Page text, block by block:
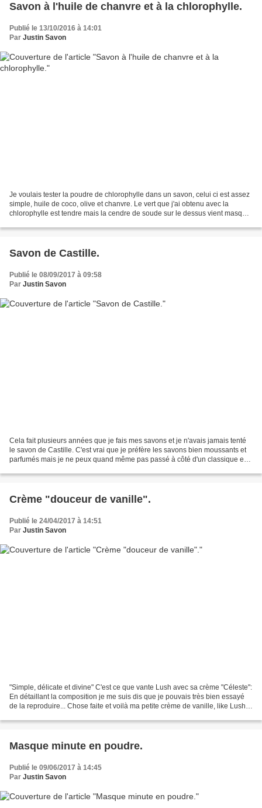
Savon à l'huile de chanvre et à la chlorophylle.
Publié le 13/10/2016 à 14:01
Par Justin Savon
Je voulais tester la poudre de chlorophylle dans un savon, celui ci est assez
simple, huile de coco, olive et chanvre. Le vert que j'ai obtenu avec la
chlorophylle est tendre mais la cendre de soude sur le dessus vient masquer
Savon de Castille.
Publié le 08/09/2017 à 09:58
Par Justin Savon
Cela fait plusieurs années que je fais mes savons et je n'avais jamais tenté
le savon de Castille. C'est vrai que je préfère les savons bien moussants et
parfumés mais je ne peux quand même pas passé à côté d'un classique en
Crème "douceur de vanille".
Publié le 24/04/2017 à 14:51
Par Justin Savon
"Simple, délicate et divine" C'est ce que vante Lush avec sa crème "Céleste":
En détaillant la composition je me suis dis que je pouvais très bien essayé
de la reproduire... Chose faite et voilà ma petite crème de vanille, like Lush,
Masque minute en poudre.
Publié le 09/06/2017 à 14:45
Par Justin Savon